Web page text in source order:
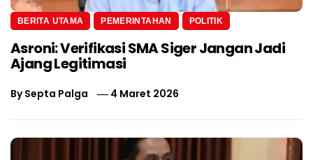
BERITA UTAMA PEMERINTAHAN POLITIK
Asroni: Verifikasi SMA Siger Jangan Jadi
Ajang Legitimasi
BySepta Palga 4 Maret 2026